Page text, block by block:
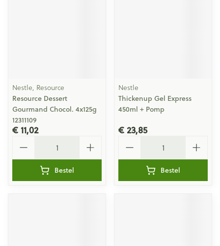
Nestle, Resource
Resource Dessert
Gourmand Chocol. 4x125g
12311109
€ 11,02
Bestel
Nestle
Thickenup Gel Express
450ml + Pomp
€ 23,85
Bestel